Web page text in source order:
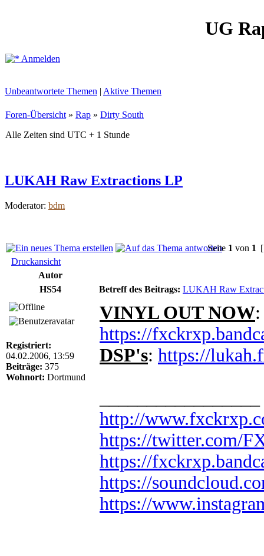
UG
Anmelden
Unbeantwortete Themen | Aktive Themen
Foren-Übersicht » Rap » Dirty South
Alle Zeiten sind UTC + 1 Stunde
LUKAH Raw Extractions LP
Moderator: bdm
Seite 1 von 1
Druckansicht
Autor
HS54
Betreff des Beitrags: LUKAH Raw
Registriert:
04.02.2006, 13:59
Beiträge: 375
Wohnort: Dortmund
VINYL OUT NOW:
https://
DSP's: https://
http://
https://twitter.com/
https://
https://
https://